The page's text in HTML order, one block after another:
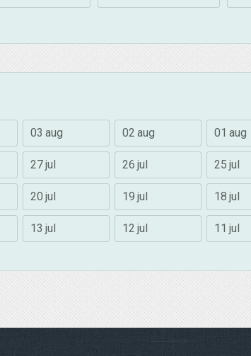
03 aug 02 aug 01 aug
27 jul 26 jul 25 jul
20 jul 19 jul 18 jul
13 jul 12 jul 11 jul